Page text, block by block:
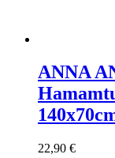
ANNA
22,90 €